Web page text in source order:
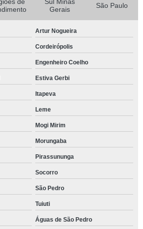
Gerais
São Paulo
Artur Nogueira
Cordeirópolis
Engenheiro Coelho
Estiva Gerbi
Itapeva
Leme
Mogi Mirim
Morungaba
Pirassununga
Socorro
São Pedro
Tuiuti
Águas de São Pedro